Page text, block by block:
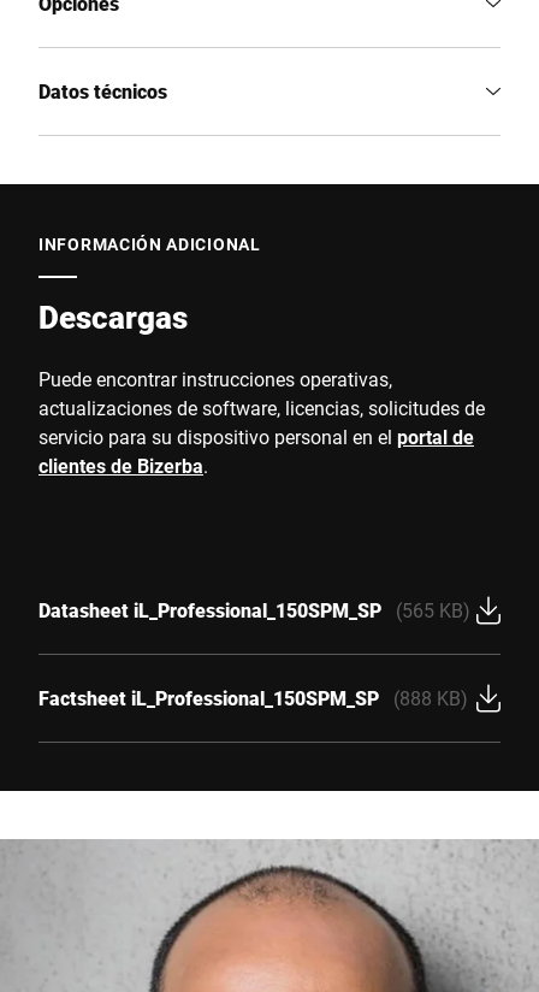
Datos técnicos
INFORMACIÓN ADICIONAL
Descargas
Puede encontrar instrucciones operativas,
actualizaciones de software, licencias, solicitudes de
servicio para su dispositivo personal en el portal de
clientes de Bizerba.
Datasheet iL_Professional_150SPM_SP (565 KB)
Factsheet iL_Professional_150SPM_SP (888 KB)